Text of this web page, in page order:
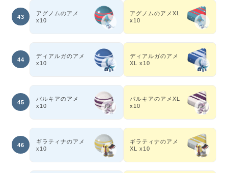
43
アグノムのアメ
x10
アグノムのアメXL
x10
44
ディアルガのアメ
x10
ディアルガのアメ
XL x10
45
パルキアのアメ
x10
パルキアのアメXL
x10
46
ギラティナのアメ
x10
ギラティナのアメ
XL x10